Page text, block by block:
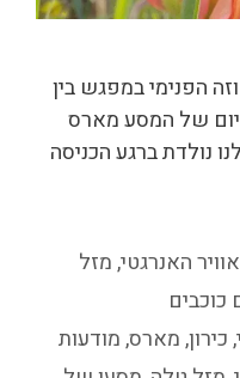
הפנימי במפגש בין
של המסע מארס
נולדת ברגע הכניסה
האנרגטי,מזל
,כירון,מארס,מודעות